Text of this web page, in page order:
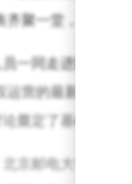
齐聚一堂，共同为
一同走进国家5G
运营的最新成果
奠定了基础。
京邮电大学知识